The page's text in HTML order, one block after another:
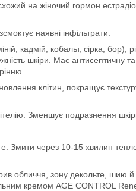
на жіночий гормон
наявні інфільтрати.
кадмій, кобальт, сірка, бор),
шкіри. Має антисептичну
клітин, покращує
Зменшує подразнення
Змити через 10-15 хвилин
обличчя, зону декольте, шию
кремом AGE CONTROL